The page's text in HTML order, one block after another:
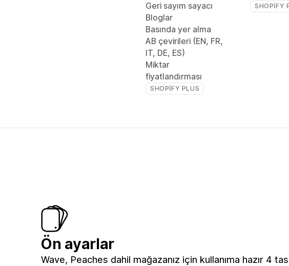
Geri sayım sayacı
Bloglar
Basında yer alma
AB çevirileri (EN, FR,
IT, DE, ES)
Miktar
fiyatlandırması
SHOPIFY PLUS
SHOPIFY
Ön ayarlar
Wave, Peaches dahil mağazanız için kullanıma hazır 4